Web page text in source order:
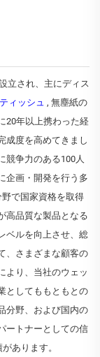
立され、主にディス
ィッシュ , 無塵紙の
20年以上携わった経
成度を高めてきまし
競争力のある100人
企画・開発を行う多
で国家資格を取得
高品質な製品となる
ベルを向上させ、総
、さまざまな顧客の
より、当社のウェッ
としてももともとの
分野、および国内の
ートナーとしての信
あります。